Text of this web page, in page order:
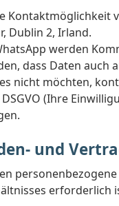
Kontaktmöglichkeit
Dublin 2, Irland.
werden
dass Daten
nicht möchten,
(Ihre
und
erforderlich